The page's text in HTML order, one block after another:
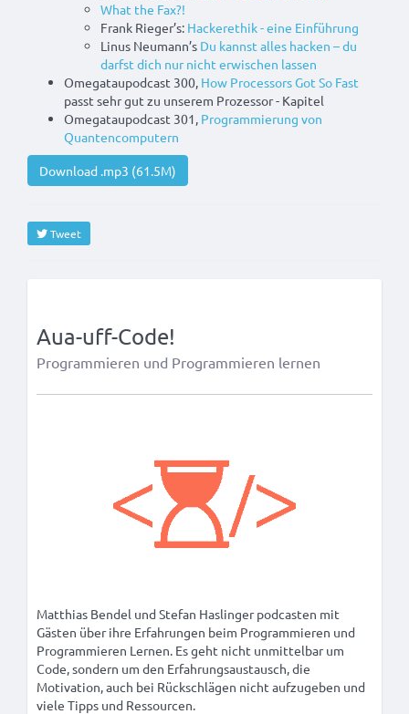
What the Fax?!
Frank Rieger’s: Hackerethik - eine Einführung
Linus Neumann’s Du kannst alles hacken – du
darfst dich nur nicht erwischen lassen
Omegataupodcast 300, How Processors Got So Fast
passt sehr gut zu unserem Prozessor - Kapitel
Omegataupodcast 301, Programmierung von
Quantencomputern
Download .mp3 (61.5M)
Tweet
Aua-uff-Code!
Programmieren und Programmieren lernen
Matthias Bendel und Stefan Haslinger podcasten mit
Gästen über ihre Erfahrungen beim Programmieren und
Programmieren Lernen. Es geht nicht unmittelbar um
Code, sondern um den Erfahrungsaustausch, die
Motivation, auch bei Rückschlägen nicht aufzugeben und
viele Tipps und Ressourcen.